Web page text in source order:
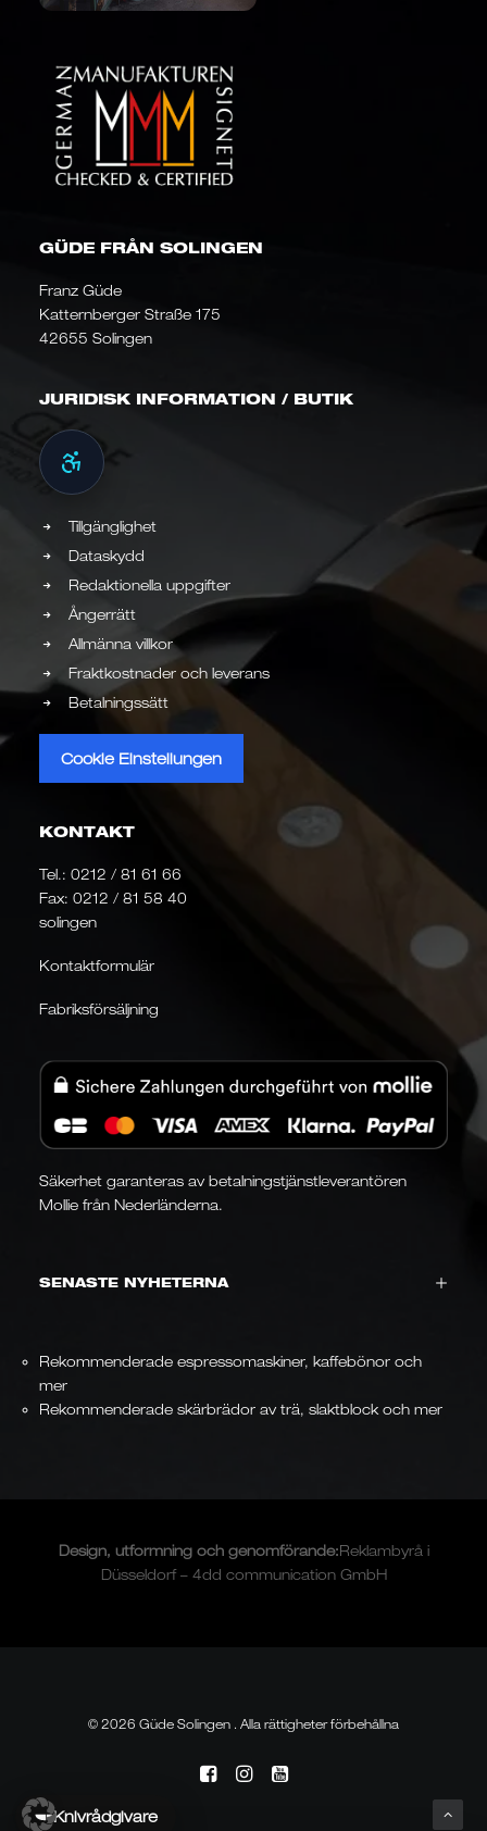
GÜDE FRÅN SOLINGEN
Franz Güde
Katternberger Straße 175
42655 Solingen
JURIDISK INFORMATION / BUTIK
Tillgänglighet
Dataskydd
Redaktionella uppgifter
Ångerrätt
Allmänna villkor
Fraktkostnader och leverans
Betalningssätt
Cookie Einstellungen
KONTAKT
Tel.: 0212 / 81 61 66
Fax: 0212 / 81 58 40
solingen
Kontaktformulär
Fabriksförsäljning
Säkerhet garanteras av betalningstjänstleverantören
Mollie från Nederländerna.
SENASTE NYHETERNA
Rekommenderade espressomaskiner, kaffebönor och
mer
Rekommenderade skärbrädor av trä, slaktblock och mer
Design, utformning och genomförande:Reklambyrå i
Düsseldorf – 4dd communication GmbH
© 2026 Güde Solingen . Alla rättigheter förbehållna
Knivrådgivare